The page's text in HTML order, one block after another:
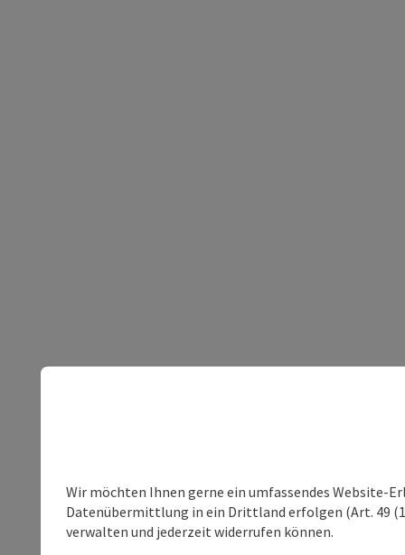
Wir möchten Ihnen gerne ein umfassendes Website-
Datenübermittlung in ein Drittland erfolgen (Art. 49
verwalten und jederzeit widerrufen können.